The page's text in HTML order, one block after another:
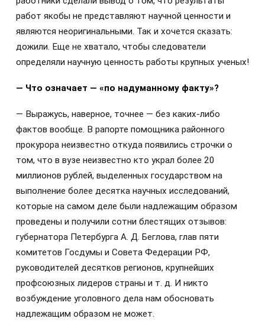
работ якобы не представляют научной ценности и
являются неоригинальными. Так и хочется сказать:
дожили. Еще не хватало, чтобы следователи
определяли научную ценность работы крупных ученых!
— Что означает — «по надуманному факту»?
— Выражусь, наверное, точнее — без каких-либо
фактов вообще. В рапорте помощника районного
прокурора неизвестно откуда появились строчки о
том, что в вузе неизвестно кто украл более 20
миллионов рублей, выделенных государством на
выполнение более десятка научных исследований,
которые на самом деле были надлежащим образом
проведены и получили сотни блестящих отзывов:
губернатора Петербурга А. Д. Беглова, глав пяти
комитетов Госдумы и Совета Федерации РФ,
руководителей десятков регионов, крупнейших
профсоюзных лидеров страны и т. д. И никто
возбуждение уголовного дела нам обосновать
надлежащим образом не может.